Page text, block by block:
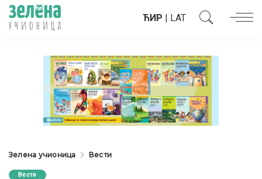
ЋИР | LAT
Зелена учионица Вести
Вести